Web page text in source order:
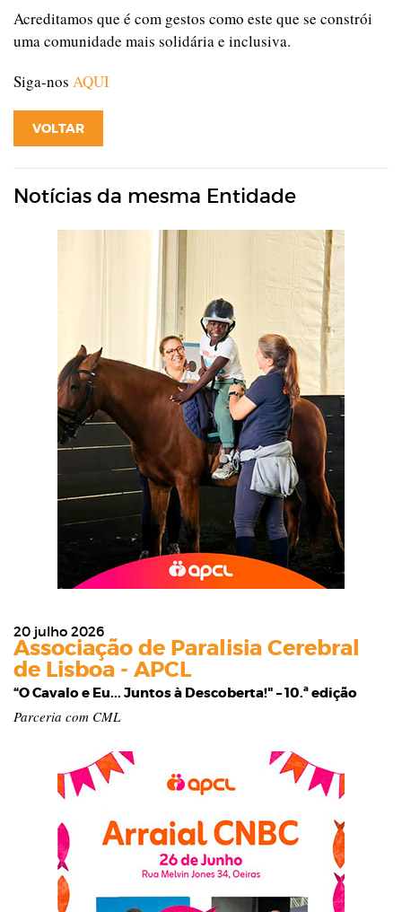
Acreditamos que é com gestos como este que se constrói
uma comunidade mais solidária e inclusiva.
Siga-nos AQUI
VOLTAR
Notícias da mesma Entidade
20 julho 2026
Associação de Paralisia Cerebral
de Lisboa - APCL
“O Cavalo e Eu... Juntos à Descoberta!" – 10.ª edição
Parceria com CML